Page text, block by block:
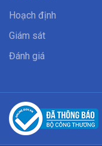
Hoạch định
Giám sát
Đánh giá